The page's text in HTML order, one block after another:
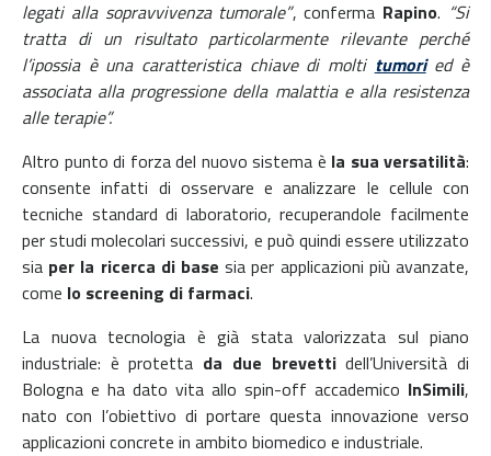
legati alla sopravvivenza tumorale”, conferma Rapino. “Si
tratta di un risultato particolarmente rilevante perché
l’ipossia è una caratteristica chiave di molti tumoried è
associata alla progressione della malattia e alla resistenza
alle terapie”.
Altro punto di forza del nuovo sistema è la sua versatilità:
consente infatti di osservare e analizzare le cellule con
tecniche standard di laboratorio, recuperandole facilmente
per studi molecolari successivi, e può quindi essere utilizzato
sia per la ricerca di basesia per applicazioni più avanzate,
come lo screening di farmaci.
La nuova tecnologia è già stata valorizzata sul piano
industriale: è protetta da due brevettidell’Università di
Bologna e ha dato vita allo spin-off accademico InSimili,
nato con l’obiettivo di portare questa innovazione verso
applicazioni concrete in ambito biomedico e industriale.